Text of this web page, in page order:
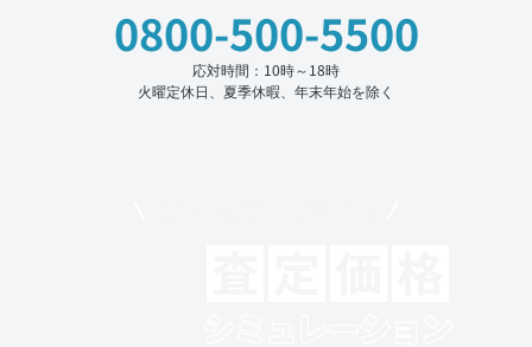
0800-500-5500
応対時間：10時～18時
火曜定休日、夏季休暇、年末年始を除く